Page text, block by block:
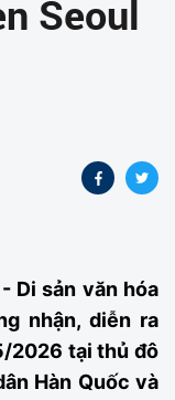
Seoul
Di sản văn hóa
nhận, diễn ra
2026 tại thủ đô
Hàn Quốc và